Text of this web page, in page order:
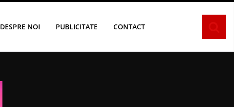
DESPRE NOI PUBLICITATE CONTACT